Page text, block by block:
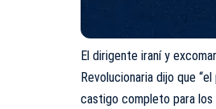
El dirigente iraní y
Revolucionaria dijo que
castigo completo para los